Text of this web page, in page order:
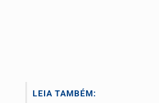
LEIA TAMBÉM: